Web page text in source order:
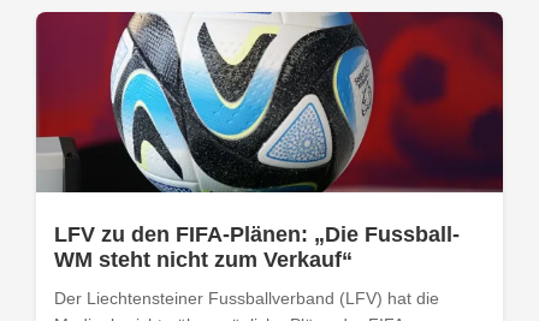
LFV zu den FIFA-Plänen: „Die Fussball-
WM steht nicht zum Verkauf“
Der Liechtensteiner Fussballverband (LFV) hat die